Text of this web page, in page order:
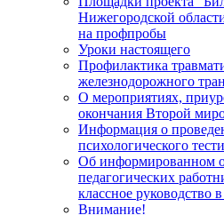
Нижегородской
на профпробы
Уроки настоящего
Профилактика
железнодорожного
О мероприятиях,
окончания Второй
Информация о
психологического
Об информированном
педагогических
классное руководство
Внимание!